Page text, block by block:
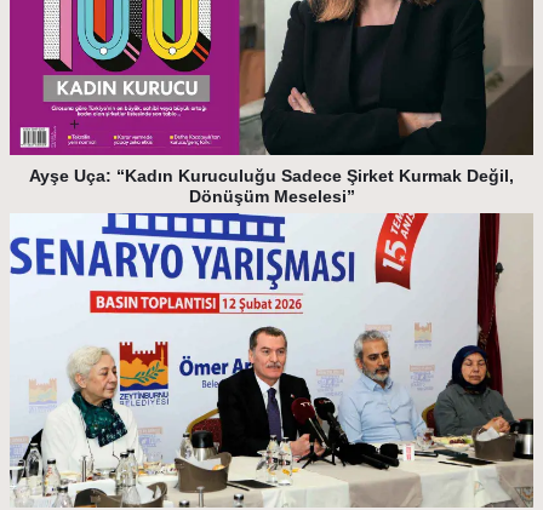
Ayşe Uça: “Kadın Kuruculuğu Sadece Şirket Kurmak Değil,
Dönüşüm Meselesi”